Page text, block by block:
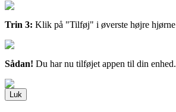
Trin 3: Klik på "Tilføj" i øverste højre hjørne
Sådan! Du har nu tilføjet appen til din enhed.
Luk